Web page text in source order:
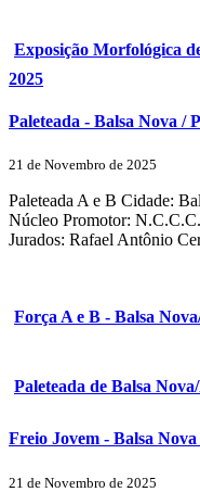
Exposição Morfológica
2025
Paleteada - Balsa Nova /
21 de Novembro de 2025
Paleteada A e B Cidade:
Núcleo Promotor:
Jurados: Rafael Antônio
Força A e B - Balsa
Paleteada de Balsa
Freio Jovem - Balsa Nova
21 de Novembro de 2025